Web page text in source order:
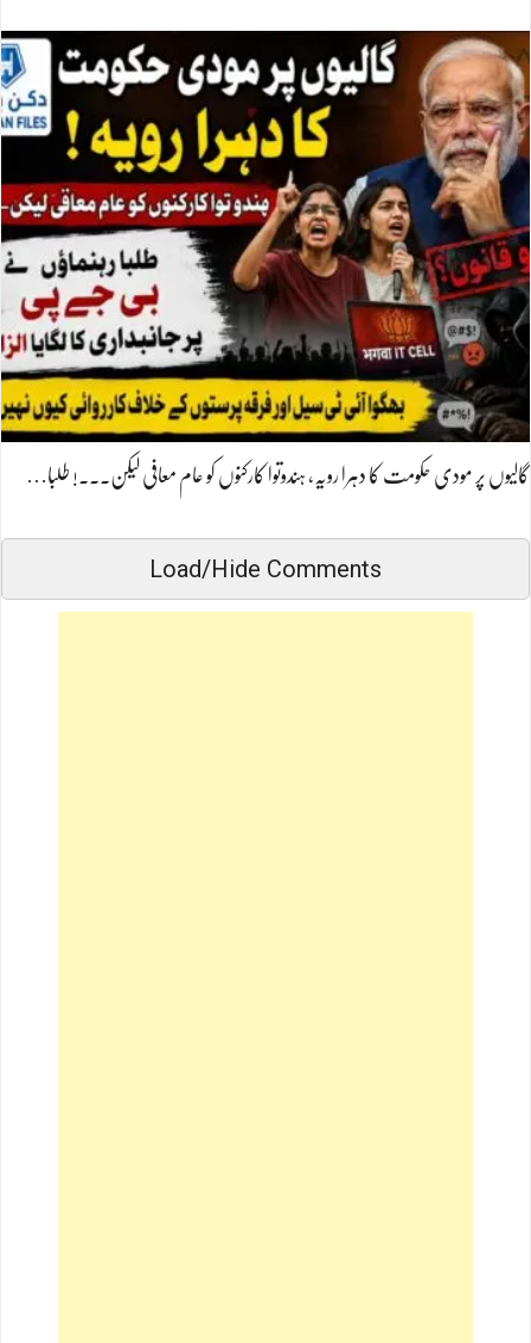
گالیوں پر مودی حکومت کا دہرا رویہ، ہندوتوا کارکنوں کو عام معافی لیکن۔۔۔! طلبا…
Load/Hide Comments